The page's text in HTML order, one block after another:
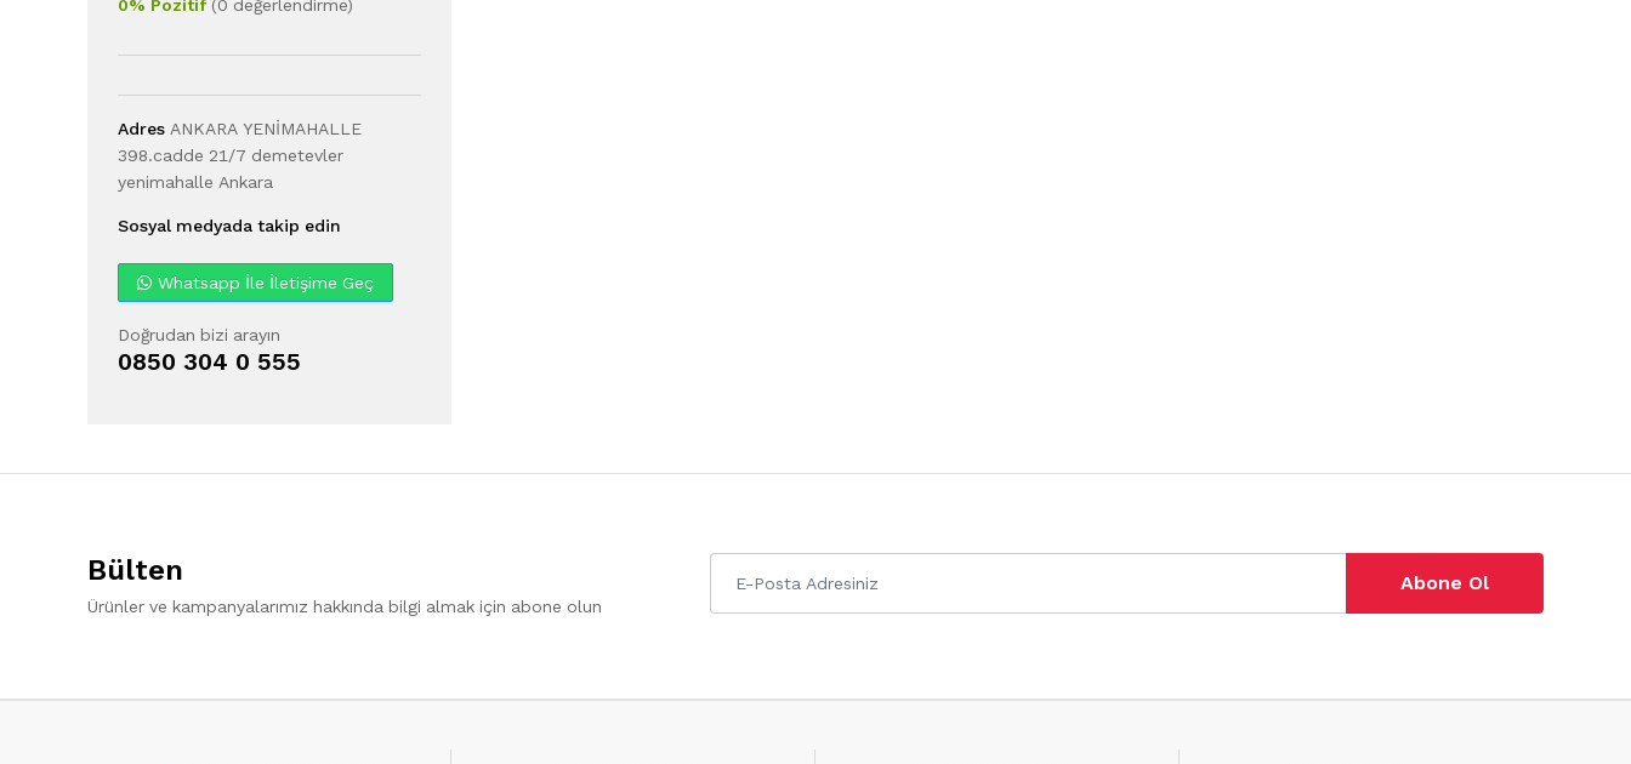
0% Pozitif(0 değerlendirme)
Adres ANKARA YENİMAHALLE
398.cadde 21/7 demetevler
yenimahalle Ankara
Sosyal medyada takip edin
Whatsapp İle İletişime Geç
Doğrudan bizi arayın
0850 304 0 555
Bülten
Ürünler ve kampanyalarımız hakkında bilgi almak için abone olun
Abone Ol